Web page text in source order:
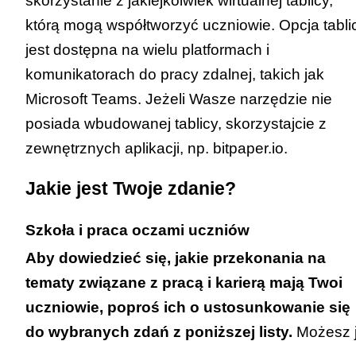
którą mogą współtworzyć uczniowie. Opcja
jest dostępna na wielu platformach i
komunikatorach do pracy zdalnej, takich jak
Microsoft Teams. Jeżeli Wasze narzędzie nie
posiada wbudowanej tablicy, skorzystajcie z
zewnętrznych aplikacji, np. bitpaper.io.
Jakie jest Twoje zdanie?
Szkoła i praca oczami uczniów
Aby dowiedzieć się, jakie przekonania na
tematy związane z pracą i karierą mają Twoi
uczniowie, poproś ich o ustosunkowanie się
do wybranych zdań z poniższej listy. Możesz